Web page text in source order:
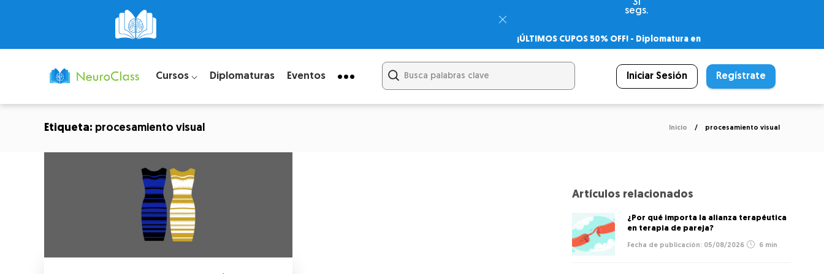
31
segs.
¡ÚLTIMOS CUPOS 50% OFF! - Diplomatura en
– Certificado Universitario
Cursos ⌵ Diplomaturas Eventos Iniciar Sesión Regístrate
Etiqueta: procesamiento visual Inicio procesamiento visual
Artículos relacionados
¿Por qué importa la alianza terapéutica
en terapia de pareja?
05/08/2026 6 min